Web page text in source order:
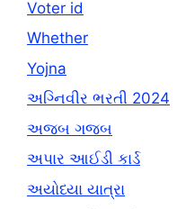
Voter id
Whether
Yojna
અગ્નિવીર ભરતી 2024
અજબ ગજબ
અપાર આઈડી કાર્ડ
અયોધ્યા યાત્રા